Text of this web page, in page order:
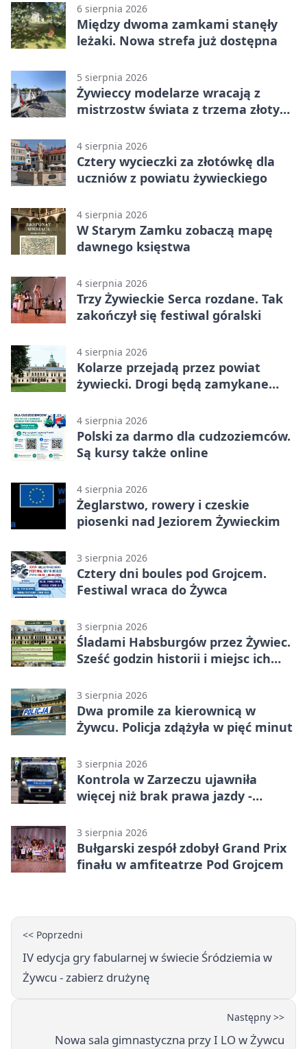
6 sierpnia 2026
Między dwoma zamkami stanęły
leżaki. Nowa strefa już dostępna
5 sierpnia 2026
Żywieccy modelarze wracają z
mistrzostw świata z trzema złotymi
4 sierpnia 2026
Cztery wycieczki za złotówkę dla
uczniów z powiatu żywieckiego
4 sierpnia 2026
W Starym Zamku zobaczą mapę
dawnego księstwa
4 sierpnia 2026
Trzy Żywieckie Serca rozdane. Tak
zakończył się festiwal góralski
4 sierpnia 2026
Kolarze przejadą przez powiat
żywiecki. Drogi będą zamykane
4 sierpnia 2026
Polski za darmo dla cudzoziemców.
Są kursy także online
4 sierpnia 2026
Żeglarstwo, rowery i czeskie
piosenki nad Jeziorem Żywieckim
3 sierpnia 2026
Cztery dni boules pod Grojcem.
Festiwal wraca do Żywca
3 sierpnia 2026
Śladami Habsburgów przez Żywiec.
Sześć godzin historii i miejsc ich
3 sierpnia 2026
Dwa promile za kierownicą w
Żywcu. Policja zdążyła w pięć minut
3 sierpnia 2026
Kontrola w Zarzeczu ujawniła
więcej niż brak prawa jazdy -
3 sierpnia 2026
Bułgarski zespół zdobył Grand Prix
finału w amfiteatrze Pod Grojcem
<< Poprzedni
IV edycja gry fabularnej w świecie Śródziemia w
Żywcu - zabierz drużynę
Następny >>
Nowa sala gimnastyczna przy I LO w Żywcu